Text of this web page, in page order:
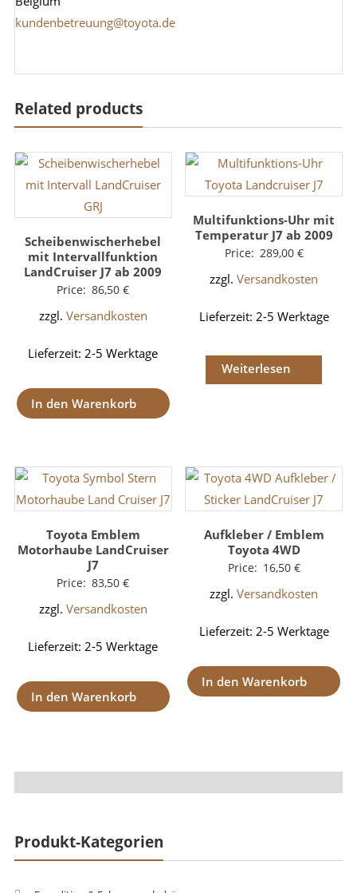
kundenbetreuung@toyota.de
Related products
Scheibenwischerhebel
mit Intervallfunktion
LandCruiser J7 ab 2009
Price: 86,50€
zzgl. Versandkosten
Lieferzeit:2-5 Werktage
In den Warenkorb
Multifunktions-Uhr mit
Temperatur J7 ab 2009
Price: 289,00 €
zzgl.Versandkosten
Lieferzeit: 2-5 Werktage
Weiterlesen
Toyota Emblem
Motorhaube LandCruiser
J7
Price: 83,50€
zzgl. Versandkosten
Lieferzeit:2-5 Werktage
In den Warenkorb
Aufkleber / Emblem
Toyota 4WD
Price: 16,50 €
zzgl.Versandkosten
Lieferzeit: 2-5 Werktage
In den Warenkorb
Produkt-Kategorien